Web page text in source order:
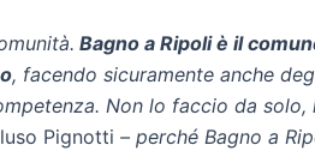
Bagno a Ripoli è il
, facendo sicuramente anche
Non lo faccio da
Pignotti – perché Bagno a